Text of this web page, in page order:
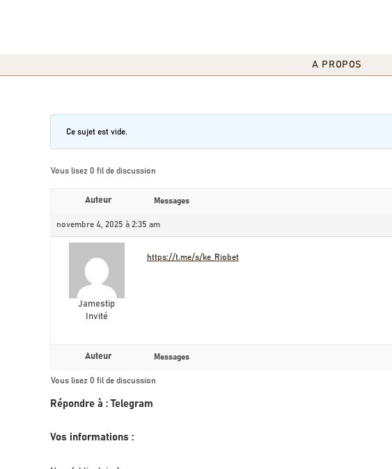
A PROPOS
Ce sujet est vide.
Vous lisez 0 fil de discussion
Auteur Messages
novembre 4, 2025 à 2:35 am
Jamestip
Invité
https://t.me/s/ke_Riobet
Auteur Messages
Vous lisez 0 fil de discussion
Répondre à : Telegram
Vos informations :